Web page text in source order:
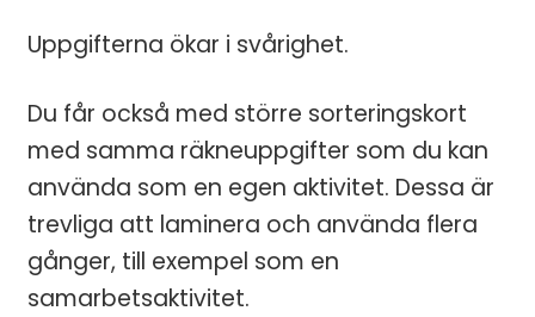
Uppgifterna ökar i svårighet.
Du får också med större sorteringskort
med samma räkneuppgifter som du kan
använda som en egen aktivitet. Dessa är
trevliga att laminera och använda flera
gånger, till exempel som en
samarbetsaktivitet.